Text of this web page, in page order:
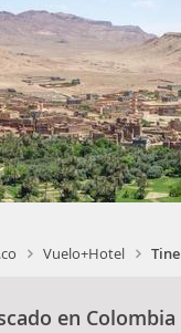
Vuelo+Hotel
en Colombia